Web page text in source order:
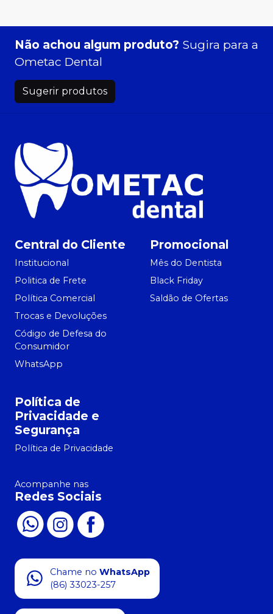
Não achou algum produto? Sugira para a
Ometac Dental
Sugerir produtos
Central do Cliente
Institucional
Politica de Frete
Política Comercial
Trocas e Devoluções
Código de Defesa do
Consumidor
WhatsApp
Promocional
Mês do Dentista
Black Friday
Saldão de Ofertas
Política de
Privacidade e
Segurança
Política de Privacidade
Acompanhe nas
Redes Sociais
Chame no WhatsApp
(86) 33023-257